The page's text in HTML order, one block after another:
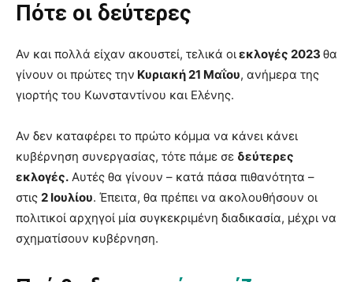
Πότε οι δεύτερες
Αν και πολλά είχαν ακουστεί, τελικά οιεκλογές 2023 θα
γίνουν οι πρώτες την Κυριακή 21 Μαΐου, ανήμερα της
γιορτής του Κωνσταντίνου και Ελένης.
Αν δεν καταφέρει το πρώτο κόμμα να κάνει κάνει
κυβέρνηση συνεργασίας, τότε πάμε σε δεύτερες
εκλογές. Αυτές θα γίνουν – κατά πάσα πιθανότητα –
στις 2 Ιουλίου. Έπειτα, θα πρέπει να ακολουθήσουν οι
πολιτικοί αρχηγοί μία συγκεκριμένη διαδικασία, μέχρι να
σχηματίσουν κυβέρνηση.